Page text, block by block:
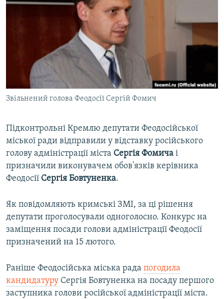
ВІДЕОУРОКИ «ELIFBE»
СВІДЧЕННЯ ОКУПАЦІЇ
УКРАЇНСЬКА ПРОБЛЕМА КРИМУ
ІНФОГРАФІКА
ЯК ОБІЙТИ БЛОКУВАННЯ
Русский
Qırımtatar
ДОЛУЧАЙСЯ!
Усі сайти RFE/RL
Звільнений голова Феодосії Сергій Фомич
Підконтрольні Кремлю депутати Феодосійської
міської ради відправили у відставку російського
голову адміністрації міста Сергія Фомича і
призначили виконувачем обов'язків керівника
Феодосії Сергія Бовтуненка.
Як повідомляють кримські ЗМІ, за ці рішення
депутати проголосували одноголосно. Конкурс на
заміщення посади голови адміністрації Феодосії
призначений на 15 лютого.
Раніше Феодосійська міська рада погодила
кандидатуру Сергія Бовтуненка на посаду першого
заступника голови російської адміністрації міста.